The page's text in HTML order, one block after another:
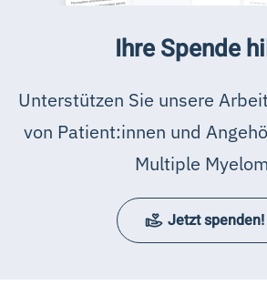
Ihre Spende
Unterstützen Sie unsere
von Patient:innen und
Multiple
Jetzt spenden!